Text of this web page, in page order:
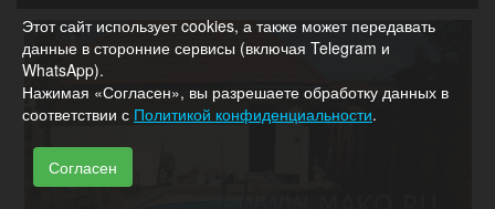
Этот сайт использует cookies, а также может передавать
данные в сторонние сервисы (включая Telegram и
WhatsApp).
Нажимая «Согласен», вы разрешаете обработку данных в
соответствии с Политикой конфиденциальности.
Согласен